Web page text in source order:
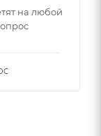
на любой